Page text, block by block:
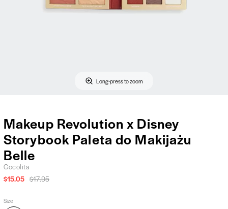
Long-press to zoom
Makeup Revolution x Disney
Storybook Paleta do Makijażu
Belle
Cocolita
$15.05 $17.95
Size